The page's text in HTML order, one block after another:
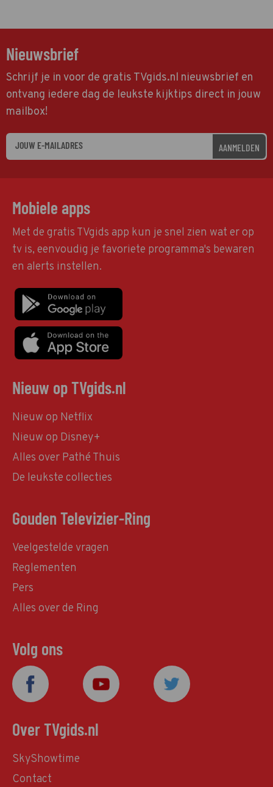
Nieuwsbrief
Schrijf je in voor de gratis TVgids.nl nieuwsbrief en
ontvang iedere dag de leukste kijktips direct in jouw
mailbox!
AANMELDEN
Mobiele apps
Met de gratis TVgids app kun je snel zien wat er op
tv is, eenvoudig je favoriete programma's bewaren
en alerts instellen.
Nieuw op TVgids.nl
Nieuw op Netflix
Nieuw op Disney+
Alles over Pathé Thuis
De leukste collecties
Gouden Televizier-Ring
Veelgestelde vragen
Reglementen
Pers
Alles over de Ring
Volg ons
Over TVgids.nl
SkyShowtime
Contact